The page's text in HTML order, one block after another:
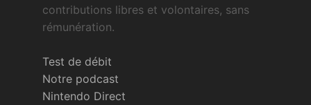
contributions libres et volontaires, sans
rémunération.
Test de débit
Notre podcast
Nintendo Direct